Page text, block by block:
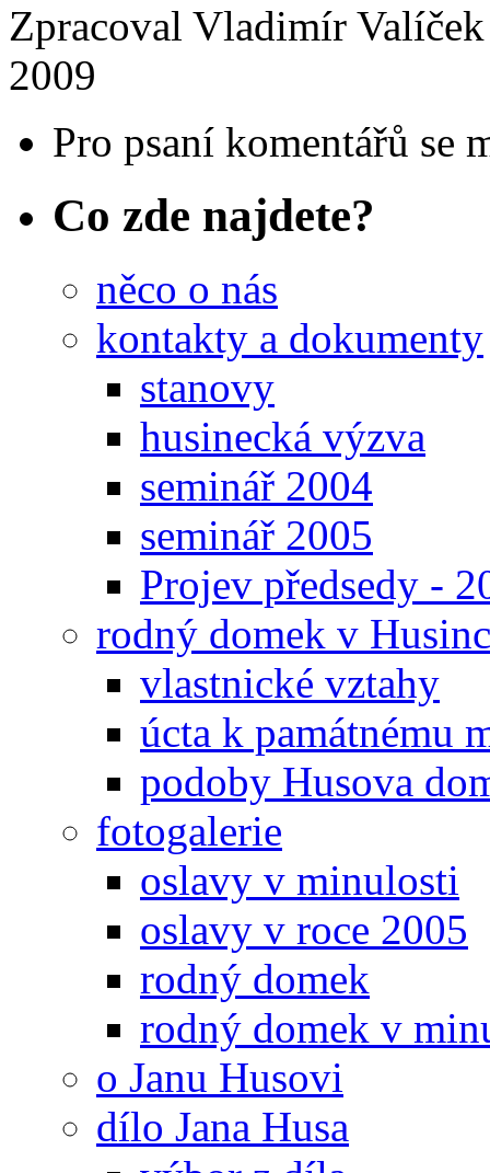
Zpracoval Vladimír Valíček
2009
Pro psaní komentářů se
Co zde najdete?
něco o nás
kontakty a dokumenty
stanovy
husinecká výzva
seminář 2004
seminář 2005
Projev předsedy -
rodný domek v
vlastnické vztahy
úcta k památnému
podoby Husova
fotogalerie
oslavy v minulosti
oslavy v roce 2005
rodný domek
rodný domek v
o Janu Husovi
dílo Jana Husa